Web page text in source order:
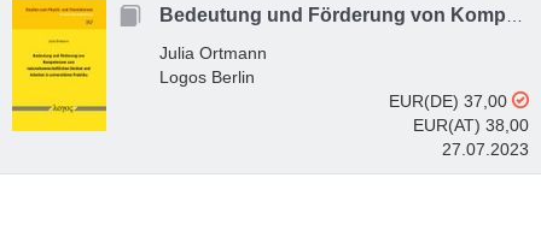
Julia Ortmann
Logos Berlin
EUR(DE) 37,00
EUR(AT) 38,00
27.07.2023